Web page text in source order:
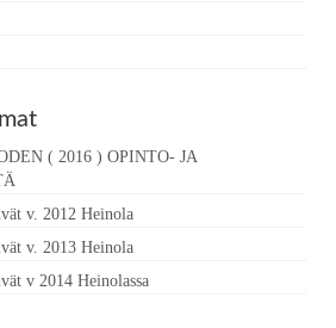
( 2016 ) OPINTO- JA
v. 2012 Heinola
v. 2013 Heinola
v 2014 Heinolassa